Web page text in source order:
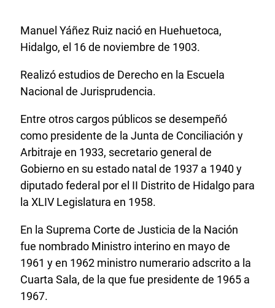
Manuel Yáñez Ruiz nació en Huehuetoca,
Hidalgo, el 16 de noviembre de 1903.
Realizó estudios de Derecho en la Escuela
Nacional de Jurisprudencia.
Entre otros cargos públicos se desempeñó
como presidente de la Junta de Conciliación y
Arbitraje en 1933, secretario general de
Gobierno en su estado natal de 1937 a 1940 y
diputado federal por el II Distrito de Hidalgo para
la XLIV Legislatura en 1958.
En la Suprema Corte de Justicia de la Nación
fue nombrado Ministro interino en mayo de
1961 y en 1962 ministro numerario adscrito a la
Cuarta Sala, de la que fue presidente de 1965 a
1967.